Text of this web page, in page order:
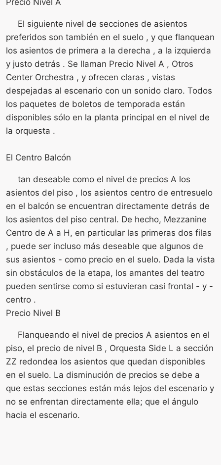
El siguiente nivel de secciones de asientos
preferidos son también en el suelo , y que flanquean
los asientos de primera a la derecha , a la izquierda
y justo detrás . Se llaman Precio Nivel A , Otros
Center Orchestra , y ofrecen claras , vistas
despejadas al escenario con un sonido claro. Todos
los paquetes de boletos de temporada están
disponibles sólo en la planta principal en el nivel de
la orquesta .
El Centro Balcón
tan deseable como el nivel de precios A los
asientos del piso , los asientos centro de entresuelo
en el balcón se encuentran directamente detrás de
los asientos del piso central. De hecho, Mezzanine
Centro de A a H, en particular las primeras dos filas
, puede ser incluso más deseable que algunos de
sus asientos - como precio en el suelo. Dada la vista
sin obstáculos de la etapa, los amantes del teatro
pueden sentirse como si estuvieran casi frontal - y -
centro .
Precio Nivel B
Flanqueando el nivel de precios A asientos en el
piso, el precio de nivel B , Orquesta Side L a sección
ZZ redondea los asientos que quedan disponibles
en el suelo. La disminución de precios se debe a
que estas secciones están más lejos del escenario y
no se enfrentan directamente ella; que el ángulo
hacia el escenario.